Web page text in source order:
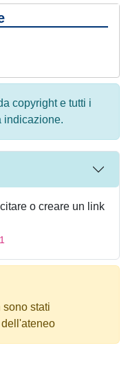
copyright e tutti i
indicazione.
o creare un link
stati